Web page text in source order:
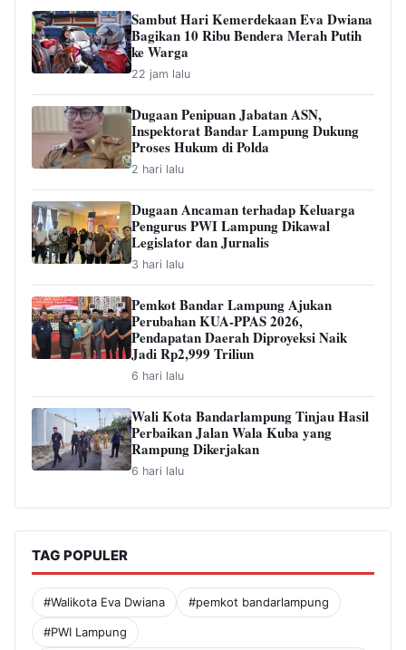
Sambut Hari Kemerdekaan Eva Dwiana
Bagikan 10 Ribu Bendera Merah Putih
ke Warga
22 jam lalu
Dugaan Penipuan Jabatan ASN,
Inspektorat Bandar Lampung Dukung
Proses Hukum di Polda
2 hari lalu
Dugaan Ancaman terhadap Keluarga
Pengurus PWI Lampung Dikawal
Legislator dan Jurnalis
3 hari lalu
Pemkot Bandar Lampung Ajukan
Perubahan KUA-PPAS 2026,
Pendapatan Daerah Diproyeksi Naik
Jadi Rp2,999 Triliun
6 hari lalu
Wali Kota Bandarlampung Tinjau Hasil
Perbaikan Jalan Wala Kuba yang
Rampung Dikerjakan
6 hari lalu
TAG POPULER
#Walikota Eva Dwiana #pemkot bandarlampung
#PWI Lampung